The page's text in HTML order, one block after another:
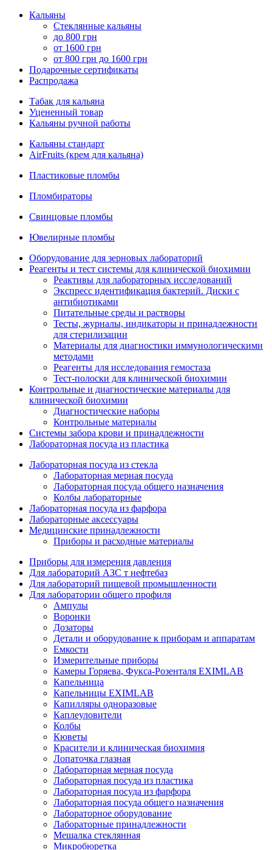
Кальяны
Стеклянные кальяны
до 800 грн
от 1600 грн
от 800 грн до 1600 грн
Подарочные сертификаты
Распродажа
Табак для кальяна
Уцененный товар
Кальяны ручной работы
Кальяны стандарт
AirFruits (крем для кальяна)
Пластиковые пломбы
Пломбираторы
Свинцовые пломбы
Ювелирные пломбы
Оборудование для зерновых лабораторий
Реагенты и тест системы для клинической биохимии
Реактивы для лабораторных исследований
Экспресс идентификация бактерий. Диски с
антибиотиками
Питательные среды и растворы
Тесты, журналы, индикаторы и принадлежности
для стерилизации
Материалы для диагностики иммунологическими
методами
Реагенты для исследования гемостаза
Тест-полоски для клинической биохимии
Контрольные и диагностические материалы для
клинической биохимии
Диагностические наборы
Контрольные материалы
Системы забора крови и принадлежности
Лабораторная посуда из пластика
Лабораторная посуда из стекла
Лабораторная мерная посуда
Лабораторная посуда общего назначения
Колбы лабораторные
Лабораторная посуда из фарфора
Лабораторные аксессуары
Медицинские принадлежности
Приборы и расходные материалы
Приборы для измерения давления
Для лабораторий АЗС т нефтебаз
Для лабораторий пищевой промышленности
Для лаборатории общего профиля
Ампулы
Воронки
Дозаторы
Детали и оборудование к приборам и аппаратам
Емкости
Измерительные приборы
Камеры Горяева, Фукса-Розенталя EXIMLAB
Капельница
Капельницы EXIMLAB
Капилляры одноразовые
Каплеуловители
Колбы
Кюветы
Красители и клиническая биохимия
Лопаточка глазная
Лабораторная мерная посуда
Лабораторная посуда из пластика
Лабораторная посуда из фарфора
Лабораторная посуда общего назначения
Лабораторное оборудование
Лабораторные принадлежности
Мешалка стеклянная
Микробюретка